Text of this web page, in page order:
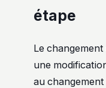
étape
Le changement
une
au changement